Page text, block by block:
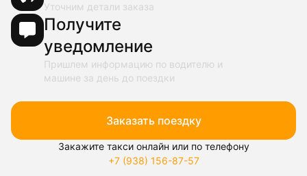
Уточним детали заказа
Получите
уведомление
Пришлем информацию по водителю и
машине за день до поездки
Заказать поездку
Закажите такси онлайн или по телефону
+7 (938) 156-87-57